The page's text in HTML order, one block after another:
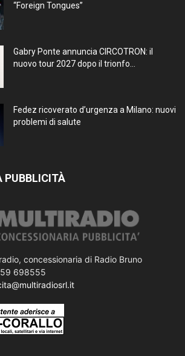
“Foreign Tongues”
Gabry Ponte annuncia CIRCOTRON: il
nuovo tour 2027 dopo il trionfo...
Fedez ricoverato d’urgenza a Milano: nuovi
problemi di salute
PUBBLICITÀ
concessionaria di Radio Bruno
698555